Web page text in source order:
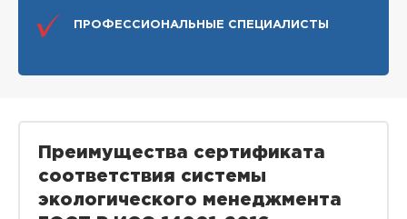
ПРОФЕССИОНАЛЬНЫЕ СПЕЦИАЛИСТЫ
Преимущества сертификата
соответствия системы
экологического менеджмента